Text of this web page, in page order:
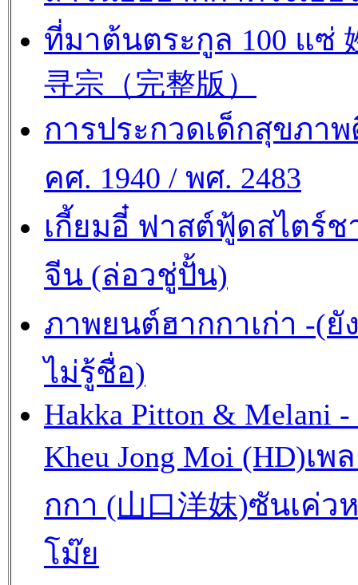
ที่มาต้นตระกูล 100 แซ่
寻宗（完整版）
การประกวดเด็กสุขภา
คศ. 1940 / พศ. 2483
เกี้ยมอี๋ ฟาสต์ฟู้ดสไตร์ช
จีน (ล่อวชู่ปั้น)
ภาพยนต์ฮากกาเก่า -(ยั
ไม่รู้ชื่อ)
Hakka Pitton & Melani -
Kheu Jong Moi (HD)เพ
กกา (山口洋妺)ซันเค่ว
โม๊ย